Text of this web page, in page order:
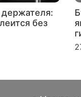
без